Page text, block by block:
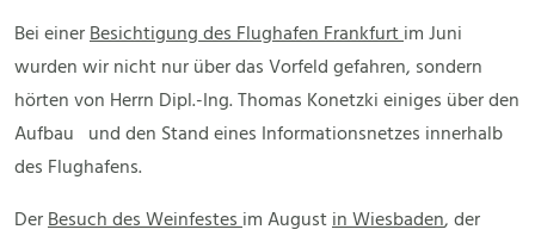
Bei einerBesichtigung des Flughafen Frankfurtim Juni
wurden wir nicht nur über das Vorfeld gefahren, sondern
hörten von Herrn Dipl.-Ing. Thomas Konetzki einiges über den
Aufbau und den Stand eines Informationsnetzes innerhalb
des Flughafens.
DerBesuch des Weinfestesim Augustin Wiesbaden, der